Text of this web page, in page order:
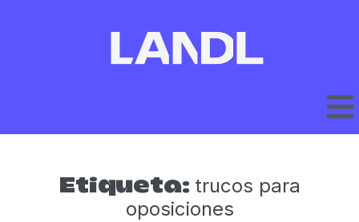
Etiqueta: trucos para
oposiciones